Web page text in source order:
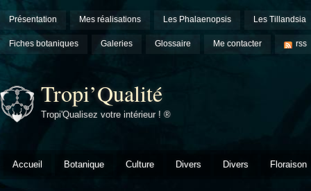
Présentation Mes réalisations Les Phalaenopsis Les Tillandsia
Fiches botaniques Galeries Glossaire Me contacter rss
Tropi’Qualité
Tropi'Qualisez votre intérieur ! ®
Accueil Botanique Culture Divers Divers Floraison